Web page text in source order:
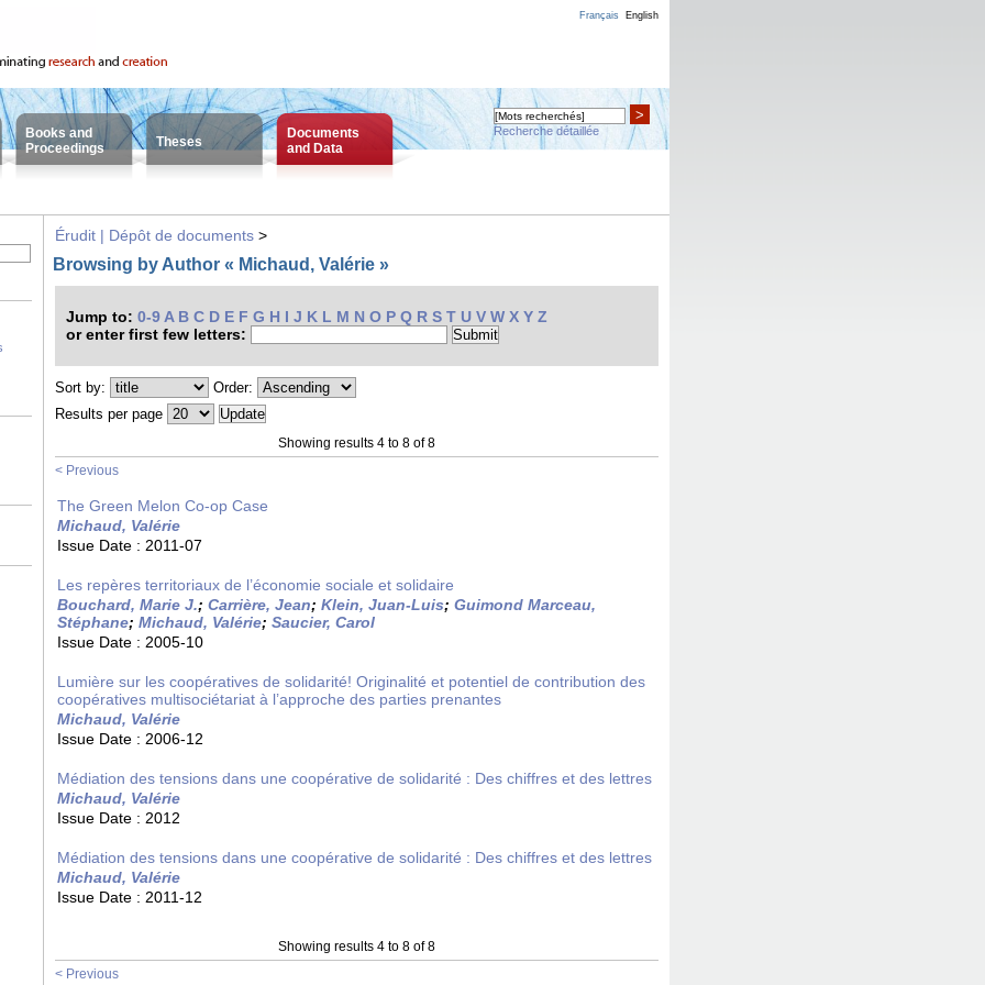
Français English
Books and
Proceedings
Theses
Documents
and Data
>
Recherche détaillée
Érudit | Dépôt de documents >
Browsing by Author « Michaud, Valérie »
Jump to: 0-9 A B C D E F G H I J K L M N O P Q R S T U V W X Y Z
or enter first few letters:
Sort by:
Order:
Results per page
Showing results 4 to 8 of 8
< Previous
The Green Melon Co-op Case
Michaud, Valérie
Issue Date : 2011-07
Les repères territoriaux de l’économie sociale et solidaire
Bouchard, Marie J.; Carrière, Jean; Klein, Juan-Luis; Guimond Marceau,
Stéphane; Michaud, Valérie; Saucier, Carol
Issue Date : 2005-10
Lumière sur les coopératives de solidarité! Originalité et potentiel de contribution des
coopératives multisociétariat à l’approche des parties prenantes
Michaud, Valérie
Issue Date : 2006-12
Médiation des tensions dans une coopérative de solidarité : Des chiffres et des lettres
Michaud, Valérie
Issue Date : 2012
Médiation des tensions dans une coopérative de solidarité : Des chiffres et des lettres
Michaud, Valérie
Issue Date : 2011-12
Showing results 4 to 8 of 8
< Previous